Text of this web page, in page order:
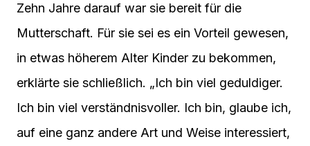
Zehn Jahre darauf war sie bereit für die
Mutterschaft. Für sie sei es ein Vorteil gewesen,
in etwas höherem Alter Kinder zu bekommen,
erklärte sie schließlich. „Ich bin viel geduldiger.
Ich bin viel verständnisvoller. Ich bin, glaube ich,
auf eine ganz andere Art und Weise interessiert,